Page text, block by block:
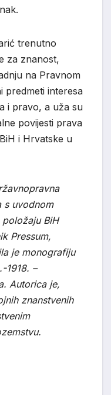
trenutno
za znanost,
na Pravnom
predmeti interesa
i pravo, a uža su
povijesti prava
i Hrvatske u
s uvodnom
BiH
Pressum,
je monografiju
1918. –
Autorica je,
znanstvenih